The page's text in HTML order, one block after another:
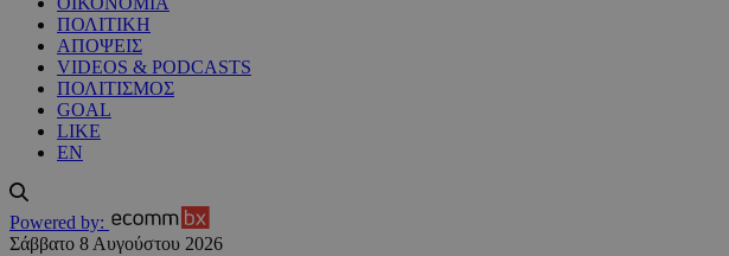
ΠΟΛΙΤΙΚΗ
ΑΠΟΨΕΙΣ
VIDEOS & PODCASTS
ΠΟΛΙΤΙΣΜΟΣ
GOAL
LIKE
EN
Powered by:
Σάββατο 8 Αυγούστου 2026